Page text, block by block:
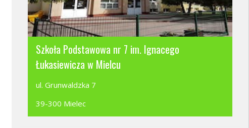
Szkoła Podstawowa nr 7 im. Ignacego
Łukasiewicza w Mielcu
ul. Grunwaldzka 7
39-300 Mielec